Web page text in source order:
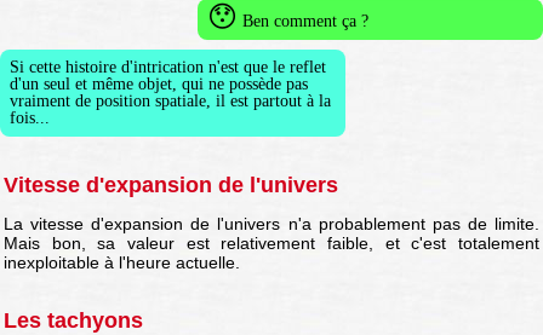
😯 Ben comment ça ?
Si cette histoire d'intrication n'est que le reflet
d'un seul et même objet, qui ne possède pas
vraiment de position spatiale, il est partout à la
fois...
Vitesse d'expansion de l'univers
La vitesse d'expansion de l'univers n'a probablement pas de limite.
Mais bon, sa valeur est relativement faible, et c'est totalement
inexploitable à l'heure actuelle.
Les tachyons